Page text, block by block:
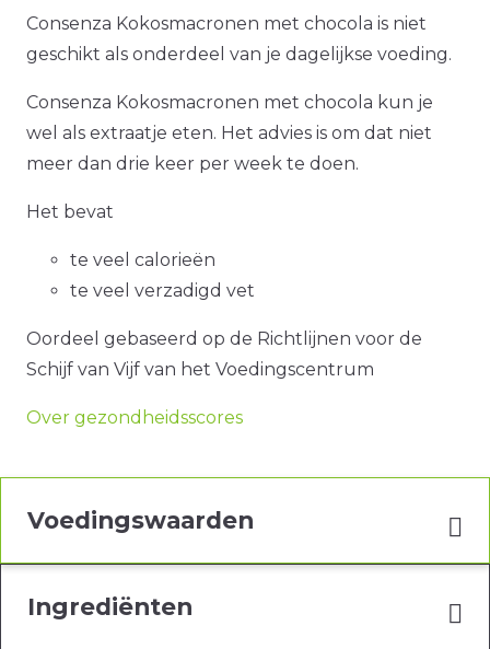
Consenza Kokosmacronen met chocola is niet
geschikt als onderdeel van je dagelijkse voeding.
Consenza Kokosmacronen met chocola kun je
wel als extraatje eten. Het advies is om dat niet
meer dan drie keer per week te doen.
Het bevat
te veel calorieën
te veel verzadigd vet
Oordeel gebaseerd op de Richtlijnen voor de
Schijf van Vijf van het Voedingscentrum
Over gezondheidsscores
Voedingswaarden
Ingrediënten